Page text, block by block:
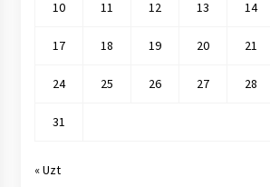
10 11 12 13 14
17 18 19 20 21
24 25 26 27 28
31
« Uzt